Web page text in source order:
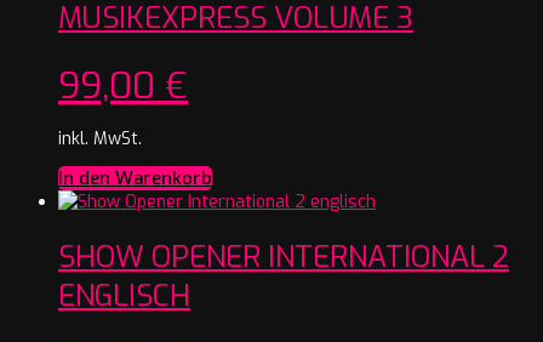
MUSIKEXPRESS VOLUME 3
99,00 €
inkl. MwSt.
In den Warenkorb
SHOW OPENER INTERNATIONAL 2
ENGLISCH